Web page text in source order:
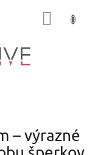
– výrazné